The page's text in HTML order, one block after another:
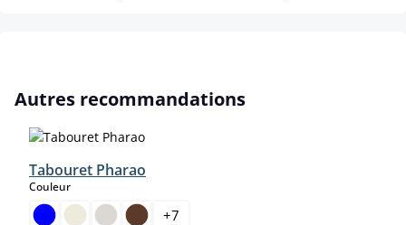
Ignorer la galerie de produits
Autres recommandations
Tabouret Pharao
Couleurselect
+7